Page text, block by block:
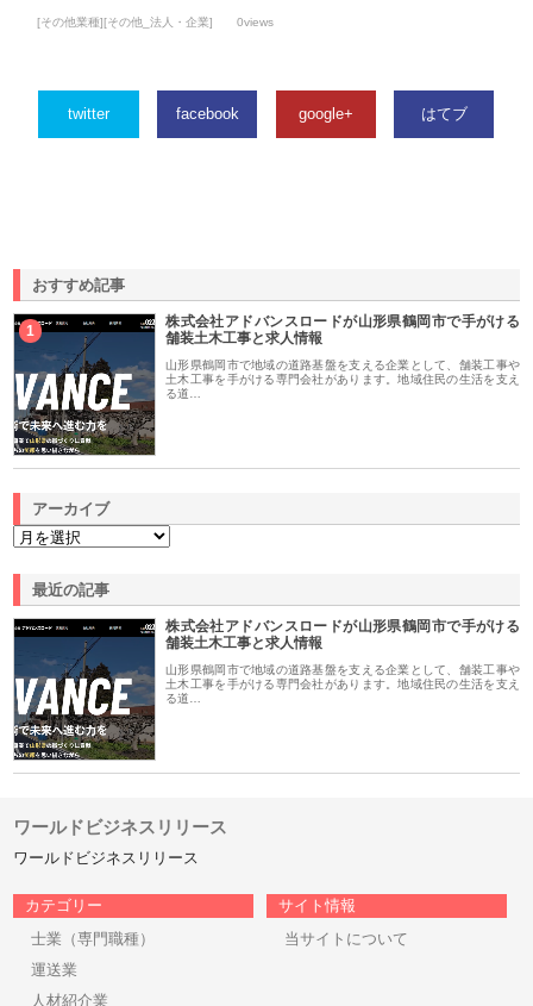
[その他業種][その他_法人・企業] 0views
twitter facebook google+ はてブ
おすすめ記事
1
株式会社アドバンスロードが山形県鶴岡市で手がける
舗装土木工事と求人情報
山形県鶴岡市で地域の道路基盤を支える企業として、舗装工事や
土木工事を手がける専門会社があります。地域住民の生活を支え
る道…
アーカイブ
最近の記事
株式会社アドバンスロードが山形県鶴岡市で手がける
舗装土木工事と求人情報
山形県鶴岡市で地域の道路基盤を支える企業として、舗装工事や
土木工事を手がける専門会社があります。地域住民の生活を支え
る道…
ワールドビジネスリリース
ワールドビジネスリリース
カテゴリー
士業（専門職種）
運送業
人材紹介業
サイト情報
当サイトについて